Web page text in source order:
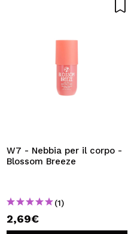
W7 - Nebbia per il corpo -
Blossom Breeze
(1)
2,69€